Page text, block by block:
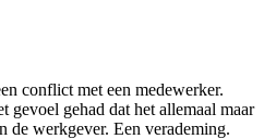
conflict met een medewerker.
gevoel gehad dat het allemaal maar
de werkgever. Een verademing.